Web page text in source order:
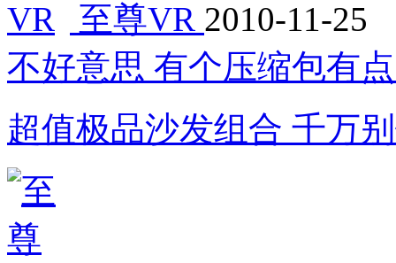
至尊VR 2010-11-25
不好意思 有个压缩包有
超值极品沙发组合 千万